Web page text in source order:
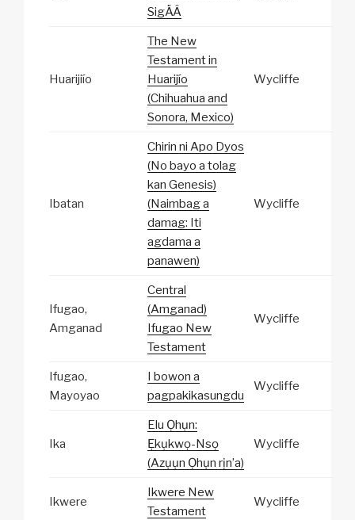
SigÄÂ
Huarijiío
The New
Testament in
Huarijío
(Chihuahua and
Sonora, Mexico)
Wycliffe
Ibatan
Chirin ni Apo Dyos
(No bayo a tolag
kan Genesis)
(Naimbag a
damag: Iti
agdama a
panawen)
Wycliffe
Ifugao,
Amganad
Central
(Amganad)
Ifugao New
Testament
Wycliffe
Ifugao,
Mayoyao
I bowon a
pagpakikasungdu
Wycliffe
Ika
Elu Ọhụn:
Ẹkụkwọ-Nsọ
(Azụụn Ọhụn rịn’a)
Wycliffe
Ikwere
Ikwere New
Testament
Wycliffe